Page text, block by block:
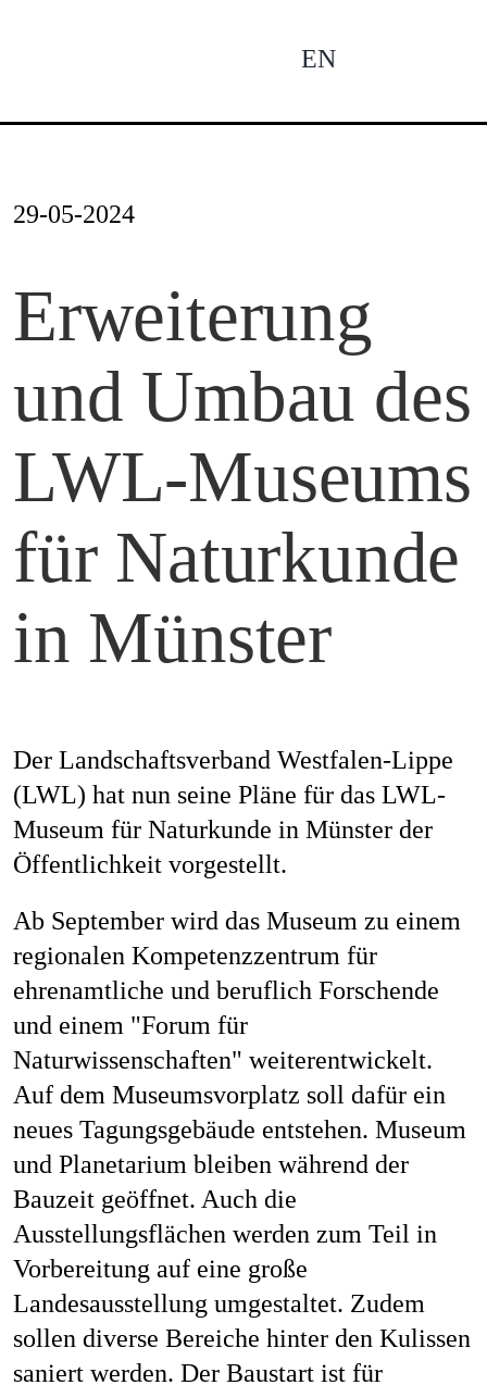
EN
29-05-2024
Erweiterung
und Umbau des
LWL-Museums
für Naturkunde
in Münster
Der Landschaftsverband Westfalen-Lippe
(LWL) hat nun seine Pläne für das LWL-
Museum für Naturkunde in Münster der
Öffentlichkeit vorgestellt.
Ab September wird das Museum zu einem
regionalen Kompetenzzentrum für
ehrenamtliche und beruflich Forschende
und einem "Forum für
Naturwissenschaften" weiterentwickelt.
Auf dem Museumsvorplatz soll dafür ein
neues Tagungsgebäude entstehen. Museum
und Planetarium bleiben während der
Bauzeit geöffnet. Auch die
Ausstellungsflächen werden zum Teil in
Vorbereitung auf eine große
Landesausstellung umgestaltet. Zudem
sollen diverse Bereiche hinter den Kulissen
saniert werden. Der Baustart ist für